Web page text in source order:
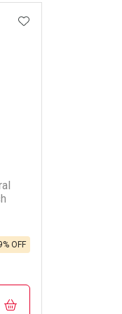
OFF
ADICIONAR AOS